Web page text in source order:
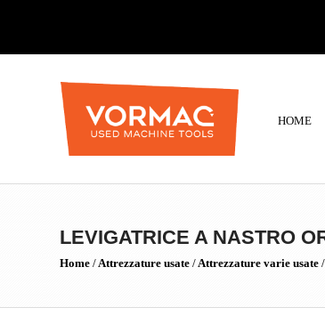
HOME
LEVIGATRICE A NASTRO
Home /Attrezzature usate /Attrezzature varie usate /